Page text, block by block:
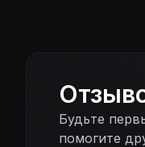
Будьте
помогите